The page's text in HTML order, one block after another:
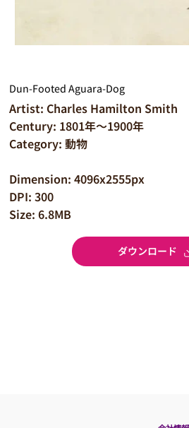
Dun-Footed Aguara-Dog
Artist: Charles Hamilton Smith
Century: 1801年～1900年
Category: 動物
Dimension: 4096x2555px
DPI: 300
Size: 6.8MB
ダウンロード